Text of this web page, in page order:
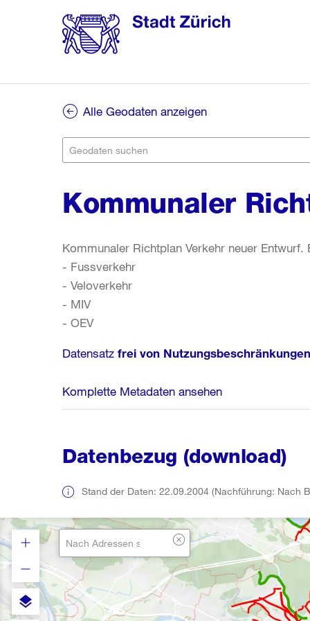
Alle Geodaten anzeigen
Kommunaler
Kommunaler Richtplan Verkehr neuer Entwurf.
- Fussverkehr
- Veloverkehr
- MIV
- OEV
Datensatz frei von Nutzungsbeschränkungen
Komplette Metadaten ansehen
Datenbezug (download)
Stand der Daten: 22.09.2004 (Nachführung: Nach
layers